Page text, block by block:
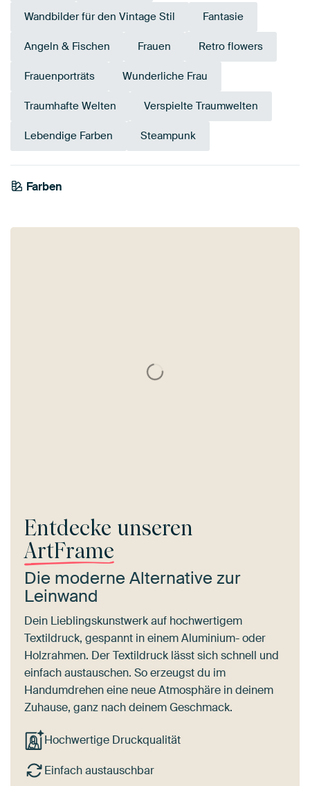
Wandbilder für den Vintage Stil Fantasie
Angeln & Fischen Frauen Retro flowers
Frauenporträts Wunderliche Frau
Traumhafte Welten Verspielte Traumwelten
Lebendige Farben Steampunk
Farben
Teal
Türkis
Bordeaux
Entdecke unseren
ArtFrame
Die moderne Alternative zur
Leinwand
Dein Lieblingskunstwerk auf hochwertigem
Textildruck, gespannt in einem Aluminium- oder
Holzrahmen. Der Textildruck lässt sich schnell und
einfach austauschen. So erzeugst du im
Handumdrehen eine neue Atmosphäre in deinem
Zuhause, ganz nach deinem Geschmack.
Hochwertige Druckqualität
Einfach austauschbar